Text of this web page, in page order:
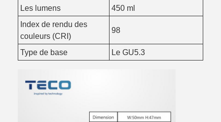
Les lumens
450 ml
Index de rendu des
couleurs (CRI)
98
Type de base Le GU5.3